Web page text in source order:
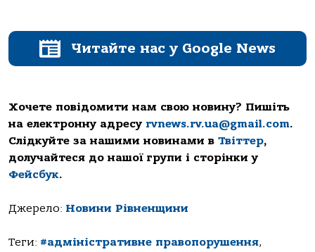
Читайте нас у Google News
Хочете повідомити нам свою новину? Пишіть
на електронну адресу rvnews.rv.ua@gmail.com.
Слідкуйте за нашими новинами в Твіттер,
долучайтеся до нашої групи і сторінки у
Фейсбук.
Джерело: Новини Рівненщини
Теги: #адміністративне правопорушення,